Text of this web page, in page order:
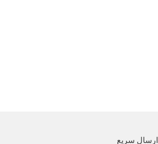
ارسال سریع